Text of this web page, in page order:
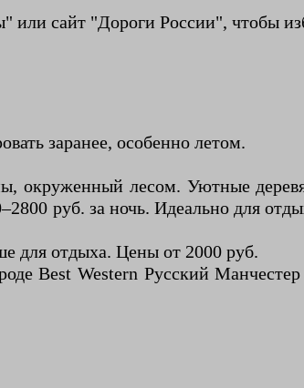
или сайт "Дороги России", чтобы
заранее, особенно летом.
окруженный лесом. Уютные
руб. за ночь. Идеально для
для отдыха. Цены от 2000 руб.
Best Western Русский